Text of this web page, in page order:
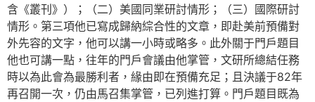
含《叢刊》）；（二）美國同業研討情形；（三）國際研討
情形。第三項他已寫成歸納綜合性的文章，即赴美前預備對
外先容的文字，他可以講一小時或略多。此外關于門戶題目
他也可講一點，往年的門戶會議由他掌管，文研所總結任務
時以為此會為最勝利者，緣由即在預備充足；且決議于82年
再召開一次，仍由馬召集掌管，已列進打算。門戶題目既為